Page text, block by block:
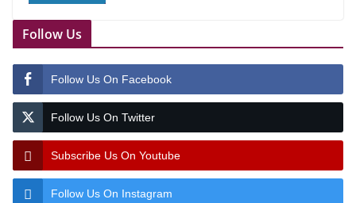
Follow Us
Follow Us On Facebook
Follow Us On Twitter
Subscribe Us On Youtube
Follow Us On Instagram